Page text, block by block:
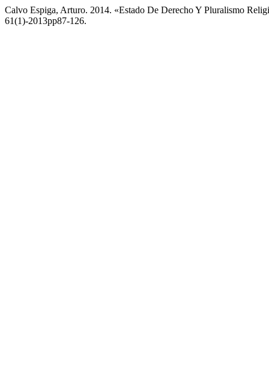
Calvo Espiga, Arturo. 2014. «Estado De Derecho Y Pluralismo
61(1)-2013pp87-126.